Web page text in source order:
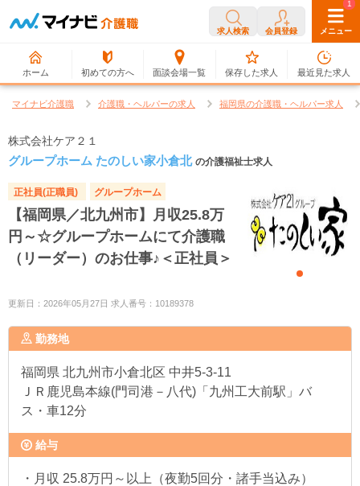
求人検索 会員登録 メニュー
ホーム 初めての方へ 面談会場一覧
0
保存した求人
1
最近見た求人
マイナビ介護職 介護職・ヘルパーの求人 福岡県の介護職・ヘルパー求人
株式会社ケア２１
グループホーム たのしい家小倉北 の介護福祉士求人
正社員(正職員) グループホーム
【福岡県／北九州市】月収25.8万
円～☆グループホームにて介護職
（リーダー）のお仕事♪＜正社員＞
更新日：2026年05月27日 求人番号：10189378
勤務地
福岡県 北九州市小倉北区 中井5-3-11
ＪＲ鹿児島本線(門司港－八代)「九州工大前駅」バ
ス・車12分
給与
・月収 25.8万円～以上（夜勤5回分・諸手当込み）